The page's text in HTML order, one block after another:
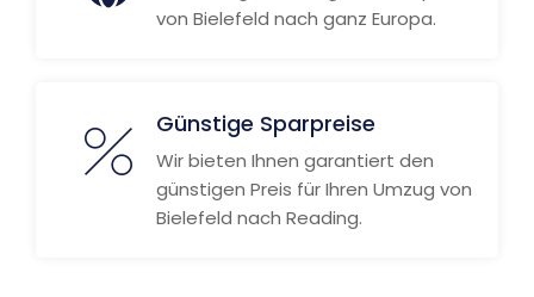
von Bielefeld nach ganz Europa.
Günstige Sparpreise
Wir bieten Ihnen garantiert den
günstigen Preis für Ihren Umzug von
Bielefeld nach Reading.